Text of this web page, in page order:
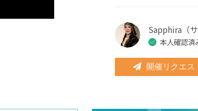
Sapphira（サ
本人確認済
開催リクエス